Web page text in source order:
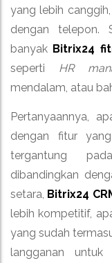
yang lebih canggih,
dengan telepon.
banyak Bitrix24
seperti HR
mendalam, atau
Pertanyaannya,
dengan fitur
tergantung
dibandingkan
setara, Bitrix24
lebih kompetitif,
yang sudah
langganan untuk